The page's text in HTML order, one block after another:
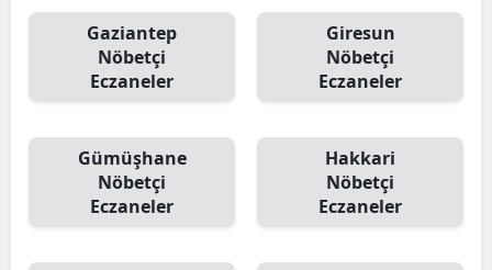
Gaziantep
Nöbetçi
Eczaneler
Giresun
Nöbetçi
Eczaneler
Gümüşhane
Nöbetçi
Eczaneler
Hakkari
Nöbetçi
Eczaneler